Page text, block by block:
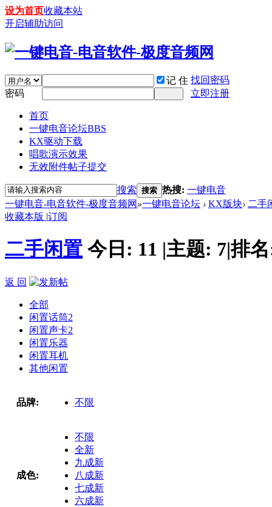
设为首页收藏本站
开启辅助访问
记 住 找回密码
密码
立即注册
首页
一键电音论坛BBS
KX驱动下载
唱歌演示效果
无效附件帖子提交
搜索 搜索 热搜: 一键电音
一键电音-电音软件-极度音频网 »一键电音论坛 › KX版块› 二手
收藏本版 |订阅
二手闲置 今日: 11 |主题: 7|排
返 回
全部
闲置话筒2
闲置声卡2
闲置乐器
闲置耳机
其他闲置
品牌: 不限
成色:
不限
全新
九成新
八成新
七成新
六成新